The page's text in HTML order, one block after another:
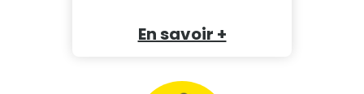
En savoir +